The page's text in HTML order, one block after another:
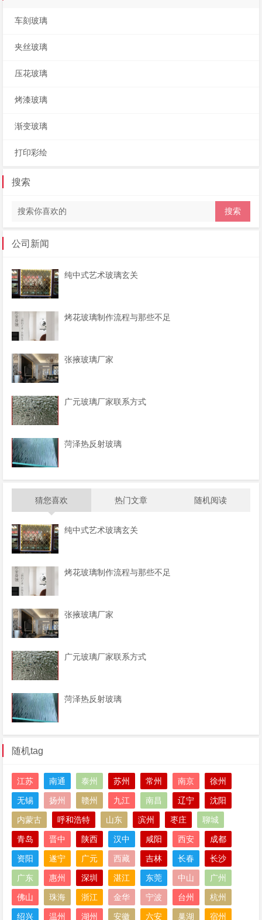
车刻玻璃
夹丝玻璃
压花玻璃
烤漆玻璃
渐变玻璃
打印彩绘
搜索
公司新闻
纯中式艺术玻璃玄关
烤花玻璃制作流程与那些不足
张掖玻璃厂家
广元玻璃厂家联系方式
菏泽热反射玻璃
猜您喜欢 热门文章 随机阅读
纯中式艺术玻璃玄关
烤花玻璃制作流程与那些不足
张掖玻璃厂家
广元玻璃厂家联系方式
菏泽热反射玻璃
随机tag
江苏 南通 泰州 苏州 常州 南京 徐州
无锡 扬州 赣州 九江 南昌 辽宁 沈阳
内蒙古 呼和浩特 山东 滨州 枣庄 聊城
青岛 晋中 陕西 汉中 咸阳 西安 成都
资阳 遂宁 广元 西藏 吉林 长春 长沙
广东 惠州 深圳 湛江 东莞 中山 广州
佛山 珠海 浙江 金华 宁波 台州 杭州
绍兴 温州 湖州 安徽 六安 巢湖 宿州